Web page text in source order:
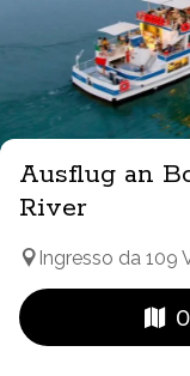
Ausflug an
River
Ingresso da 109